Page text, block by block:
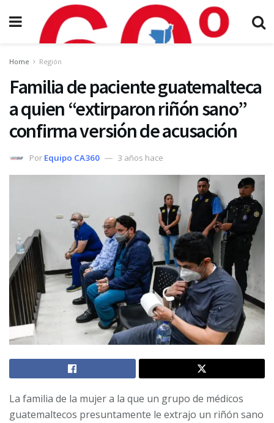
Home Región
Familia de paciente guatemalteca
a quien “extirparon riñón sano”
confirma versión de acusación
Por Equipo CA360 3 años hace
La familia de la mujer a la que un grupo de médicos
guatemaltecos presuntamente le extrajo un riñón sano